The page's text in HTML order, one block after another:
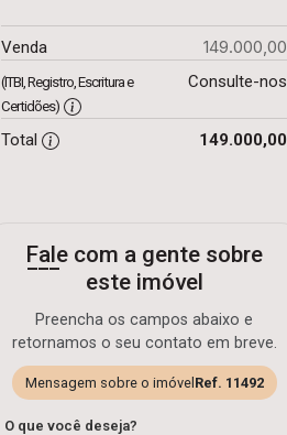
Venda 149.000,00
(ITBI, Registro, Escritura e
Certidões)
Consulte-nos
Total 149.000,00
Fale com a gente sobre
este imóvel
Preencha os campos abaixo e
retornamos o seu contato em breve.
Mensagem sobre o imóvel Ref. 11492
O que você deseja?